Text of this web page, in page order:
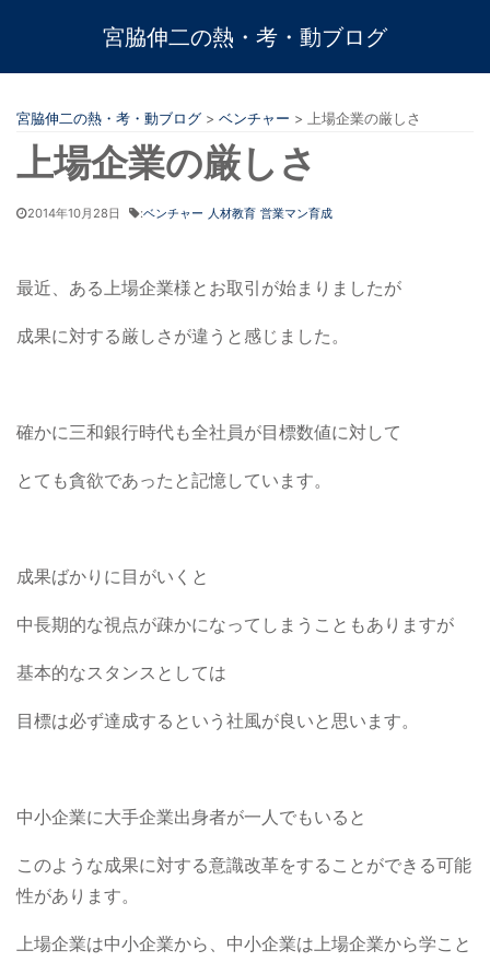
宮脇伸二の熱・考・動ブログ
宮脇伸二の熱・考・動ブログ > ベンチャー > 上場企業の厳しさ
上場企業の厳しさ
2014年10月28日 :ベンチャー 人材教育 営業マン育成
最近、ある上場企業様とお取引が始まりましたが
成果に対する厳しさが違うと感じました。
確かに三和銀行時代も全社員が目標数値に対して
とても貪欲であったと記憶しています。
成果ばかりに目がいくと
中長期的な視点が疎かになってしまうこともありますが
基本的なスタンスとしては
目標は必ず達成するという社風が良いと思います。
中小企業に大手企業出身者が一人でもいると
このような成果に対する意識改革をすることができる可能
性があります。
上場企業は中小企業から、中小企業は上場企業から学こと